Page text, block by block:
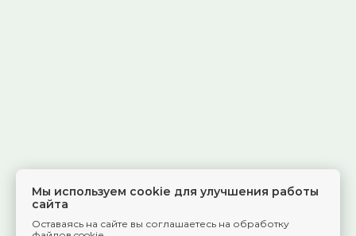
Мы используем cookie для улучшения работы
сайта
Оставаясь на сайте вы соглашаетесь на обработку